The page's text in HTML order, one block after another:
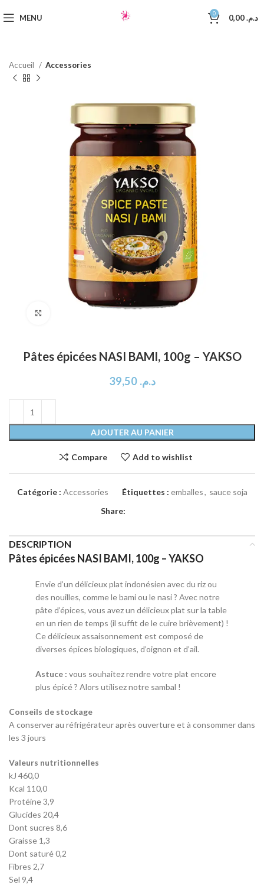
MENU 0 د.م.
Accueil Accessories
Pâtes épicées NASI BAMI, 100g – YAKSO
د.م. 39,50
AJOUTER AU PANIER
Compare Add to wishlist
Catégorie : Accessories Étiquettes : emballes, sauce soja
Share:
DESCRIPTION
Pâtes épicées NASI BAMI, 100g – YAKSO
Envie d’un délicieux plat indonésien avec du riz ou
des nouilles, comme le bami ou le nasi ? Avec notre
pâte d’épices, vous avez un délicieux plat sur la table
en un rien de temps (il suffit de le cuire brièvement) !
Ce délicieux assaisonnement est composé de
diverses épices biologiques, d’oignon et d’ail.
Astuce : vous souhaitez rendre votre plat encore
plus épicé ? Alors utilisez notre sambal !
Conseils de stockage
A conserver au réfrigérateur après ouverture et à consommer dans
les 3 jours
Valeurs nutritionnelles
kJ 460,0
Kcal 110,0
Protéine 3,9
Glucides 20,4
Dont sucres 8,6
Graisse 1,3
Dont saturé 0,2
Fibres 2,7
Sel 9,4